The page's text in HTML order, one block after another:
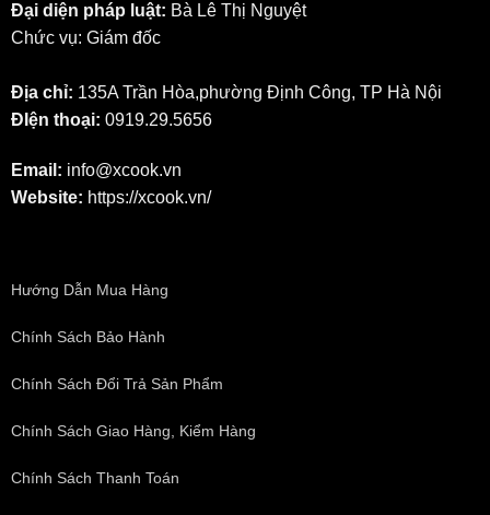
Đại diện pháp luật: Bà Lê Thị Nguyệt
Chức vụ: Giám đốc
Địa chỉ: 135A Trần Hòa,phường Định Công, TP Hà Nội
ĐIện thoại: 0919.29.5656
Email: info@xcook.vn
Website: https://xcook.vn/
Hướng Dẫn Mua Hàng
Chính Sách Bảo Hành
Chính Sách Đổi Trả Sản Phẩm
Chính Sách Giao Hàng, Kiểm Hàng
Chính Sách Thanh Toán